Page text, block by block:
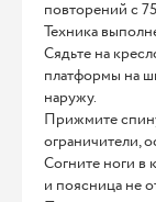
повторений с
Техника
Сядьте на
платформы на
наружу.
Прижмите
ограничители,
Согните ноги в
и поясница не